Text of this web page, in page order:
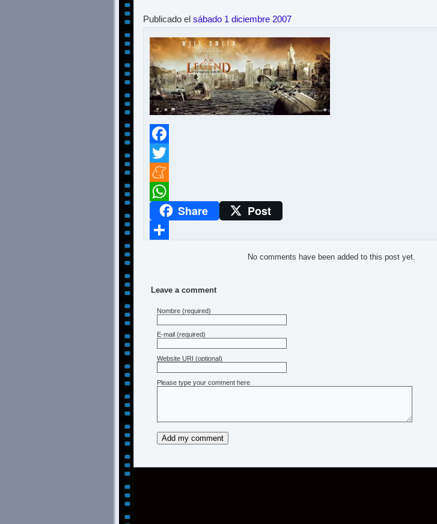
Publicado el sábado 1 diciembre 2007
Facebook
Twitter
Meneame
WhatsAppShare Post
No comments have been added to this post yet.
Leave a comment
Nombre (required)
E-mail (required)
Website URI (optional)
Please type your comment here